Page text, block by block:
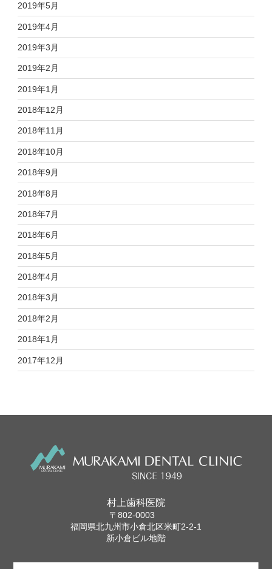
2019年5月
2019年4月
2019年3月
2019年2月
2019年1月
2018年12月
2018年11月
2018年10月
2018年9月
2018年8月
2018年7月
2018年6月
2018年5月
2018年4月
2018年3月
2018年2月
2018年1月
2017年12月
村上歯科医院
〒802-0003
福岡県北九州市小倉北区米町2-2-1
新小倉ビル地階